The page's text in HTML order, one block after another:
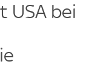
USA bei